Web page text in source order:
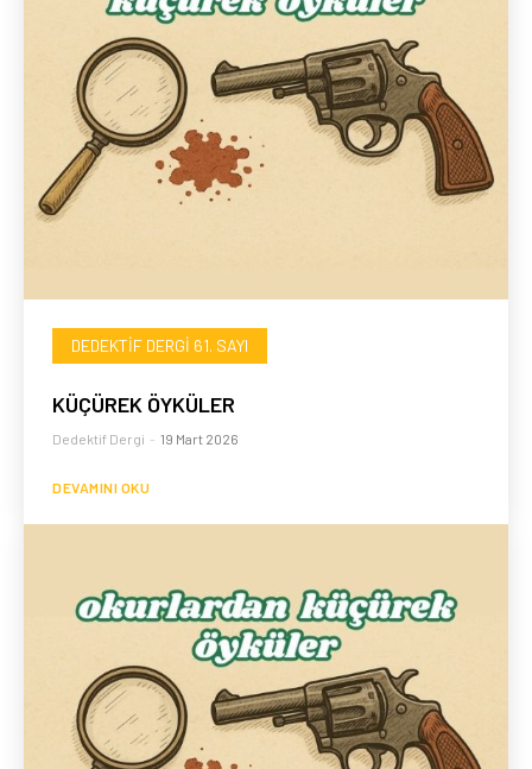
DEDEKTIF DERGI 61. SAYI
KÜÇÜREK ÖYKÜLER
Dedektif Dergi - 19 Mart 2026
DEVAMINI OKU